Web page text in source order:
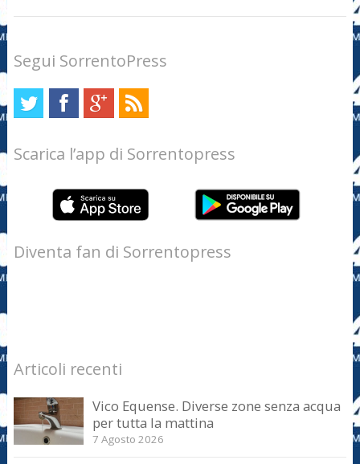
Segui SorrentoPress
Scarica l’app di Sorrentopress
Diventa fan di Sorrentopress
Articoli recenti
Vico Equense. Diverse zone senza acqua
per tutta la mattina
7 Agosto 2026